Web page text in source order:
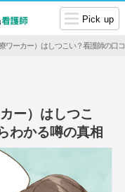
Pick up
ー）はしつこ
わかる噂の真相
ワーカー）はしつこい？看護師の口